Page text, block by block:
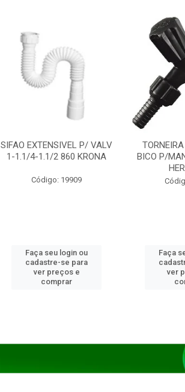
SIFAO EXTENSIVEL P/ VALV
1-1.1/4-1.1/2 860 KRONA
Código: 19909
Faça seu login ou
cadastre-se para
ver preços e
comprar
BICO P/
Faça
ver